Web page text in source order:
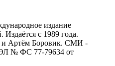
издание
Издаётся с 1989 года.
Артём Боровик. CМИ -
ЭЛ № ФС 77-79634 от